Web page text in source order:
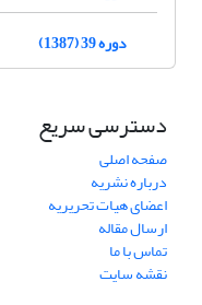
دوره 39 (1387)
دسترسی سریع
صفحه اصلی
درباره نشریه
اعضای هیات تحریریه
ارسال مقاله
تماس با ما
نقشه سایت